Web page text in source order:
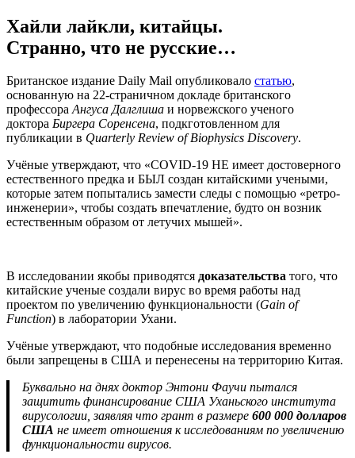
Хайли лайкли, китайцы.
Странно, что не русские…
Британское издание Daily Mail опубликовало статью,
основанную на 22-страничном докладе британского
профессораАнгуса Далглиша и норвежского ученого
доктора Биргера Соренсена, подкготовленном для
публикации в Quarterly Review of Biophysics Discovery.
Учёные утверждают, что «COVID-19 НЕ имеет достоверного
естественного предка и БЫЛ создан китайскими учеными,
которые затем попытались замести следы с помощью «ретро-
инженерии», чтобы создать впечатление, будто он возник
естественным образом от летучих мышей».
В исследовании якобы приводятся доказательства того, что
китайские ученые создали вирус во время работы над
проектом по увеличению функциональности (Gain of
Function) в лаборатории Ухани.
Учёные утверждают, что подобные исследования временно
были запрещены в США и перенесены на территорию Китая.
Буквально на днях доктор Энтони Фаучи пытался
защитить финансирование США Уханьского института
вирусологии, заявляя что грант в размере 600 000 долларов
США не имеет отношения к исследованиям по увеличению
функциональности вирусов.